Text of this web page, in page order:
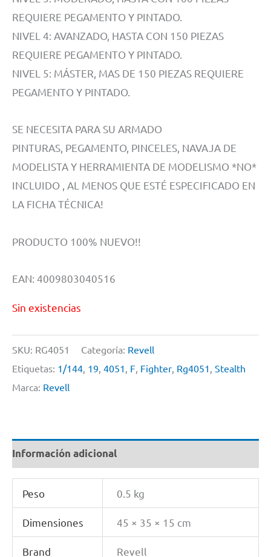
REQUIERE PEGAMENTO Y PINTADO.
NIVEL 4: AVANZADO, HASTA CON 150 PIEZAS
REQUIERE PEGAMENTO Y PINTADO.
NIVEL 5: MÁSTER, MAS DE 150 PIEZAS REQUIERE
PEGAMENTO Y PINTADO.
SE NECESITA PARA SU ARMADO
PINTURAS, PEGAMENTO, PINCELES, NAVAJA DE
MODELISTA Y HERRAMIENTA DE MODELISMO *NO*
INCLUIDO , AL MENOS QUE ESTÉ ESPECIFICADO EN
LA FICHA TÉCNICA!
PRODUCTO 100% NUEVO!!
EAN: 4009803040516
Sin existencias
SKU: RG4051 Categoría: Revell
Etiquetas: 1/144, 19, 4051 , F, Fighter, Rg4051 , Stealth
Marca: Revell
Información adicional
Peso 0.5 kg
Dimensiones 45 × 35 × 15 cm
Brand Revell